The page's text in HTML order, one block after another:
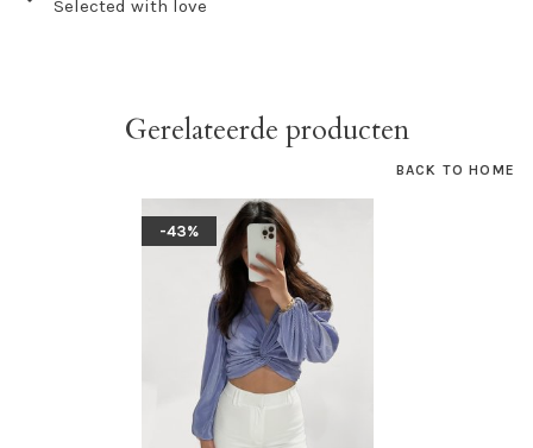
Selected with love
Gerelateerde producten
BACK TO HOME
-43%